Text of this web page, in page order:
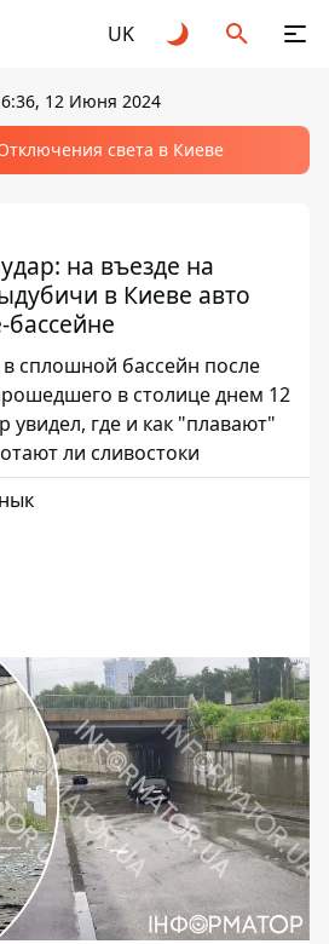
UK
12 Июня 2024
света в Киеве
на въезде на
в Киеве авто
сплошной бассейн после
в столице днем ​​12
где и как "плавают"
ли сливостоки